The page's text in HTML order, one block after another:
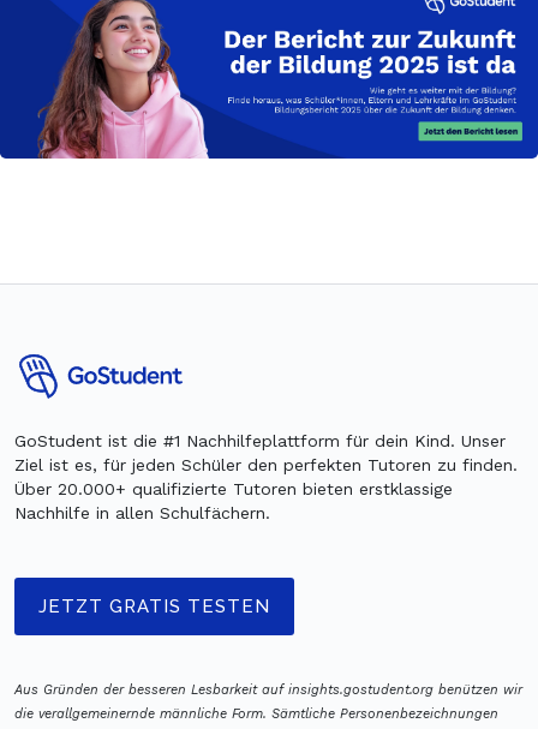
GoStudent ist die #1 Nachhilfeplattform für dein Kind. Unser
Ziel ist es, für jeden Schüler den perfekten Tutoren zu finden.
Über 20.000+ qualifizierte Tutoren bieten erstklassige
Nachhilfe in allen Schulfächern.
JETZT GRATIS TESTEN
Aus Gründen der besseren Lesbarkeit auf insights.gostudent.org benützen wir
die verallgemeinernde männliche Form. Sämtliche Personenbezeichnungen